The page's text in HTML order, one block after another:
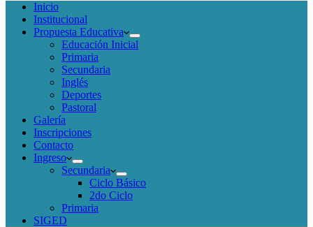
Inicio
Institucional
Propuesta Educativa
Educación Inicial
Primaria
Secundaria
Inglés
Deportes
Pastoral
Galería
Inscripciones
Contacto
Ingreso
Secundaria
Ciclo Básico
2do Ciclo
Primaria
SIGED